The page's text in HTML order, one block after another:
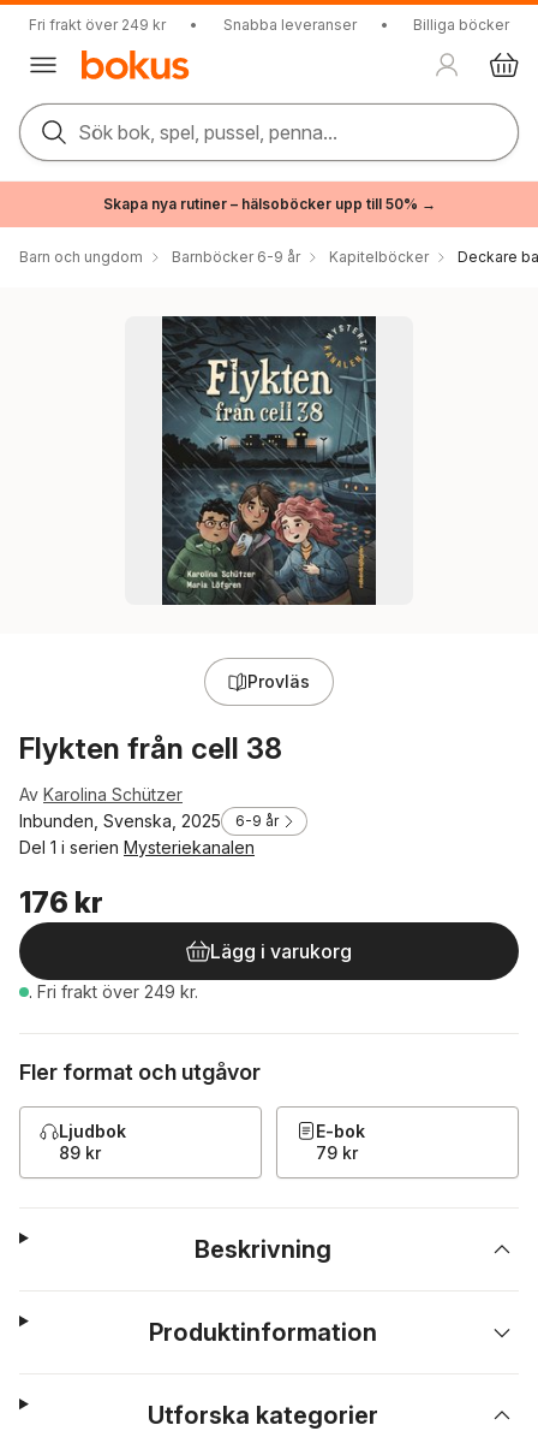
Fri frakt över 249 kr • Snabba leveranser • Billiga böcker
Sök bok, spel, pussel, penna...
Skapa nya rutiner – hälsoböcker upp till 50% →
Barn och ungdom Barnböcker 6-9 år Kapitelböcker Deckare
Provläs
Flykten från cell 38
Av Karolina Schützer
Inbunden, Svenska, 2025
6-9 år
Del 1 i serien Mysteriekanalen
176 kr
Lägg i varukorg
. Fri frakt över 249 kr.
Fler format och utgåvor
Ljudbok
89 kr
E-bok
79 kr
Beskrivning
Produktinformation
Utforska kategorier